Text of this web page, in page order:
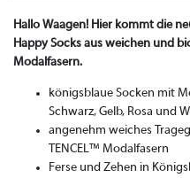
Hallo Waagen! Hier kommt die
Happy Socks aus weichen und
Modalfasern.
königsblaue Socken mit
Schwarz, Gelb, Rosa und
angenehm weiches
TENCEL™ Modalfasern
Ferse und Zehen in